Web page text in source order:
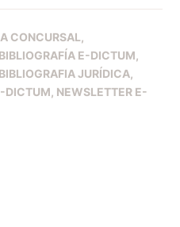
CONCURSAL
BIBLIOGRAFÍA E-DICTUM
BIBLIOGRAFIA JURÍDICA
DICTUM NEWSLETTER E-